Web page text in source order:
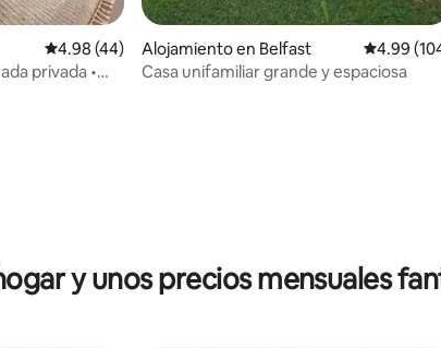
Calificación promedio: 4.98 de 5, 44 reseñas
4.98 (44)
privada •
Alojamiento en Belfast
4.99
Casa unifamiliar grande y espaciosa
y unos precios mensuales